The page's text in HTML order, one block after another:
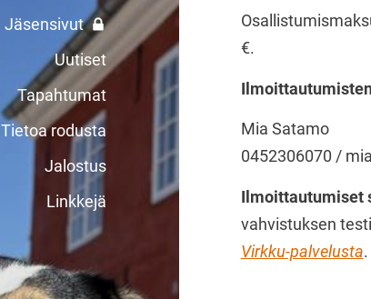
Jäsensivut
Uutiset
Tapahtumat
Tietoa rodusta
Jalostus
Linkkejä
€.
Mia Satamo
0452306070 /
Ilmoittautumiset
vahvistuksen
Virkku-palvelusta.